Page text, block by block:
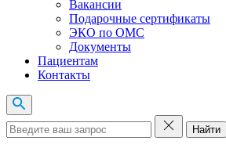
Вакансии
Подарочные сертификаты
ЭКО по ОМС
Документы
Пациентам
Контакты
Найти